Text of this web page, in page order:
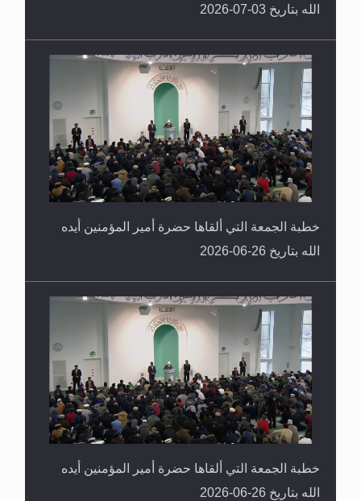
الله بتاريخ 03-07-2026
خطبة الجمعة التي ألقاها حضرة أمير المؤمنين أيده
الله بتاريخ 26-06-2026
خطبة الجمعة التي ألقاها حضرة أمير المؤمنين أيده
الله بتاريخ 26-06-2026